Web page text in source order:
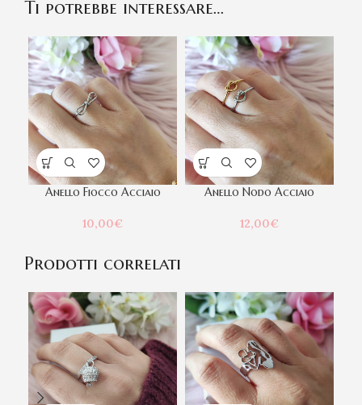
Ti potrebbe interessare…
Anello Fiocco Acciaio
10,00€
Anello Nodo Acciaio
12,00€
Prodotti correlati